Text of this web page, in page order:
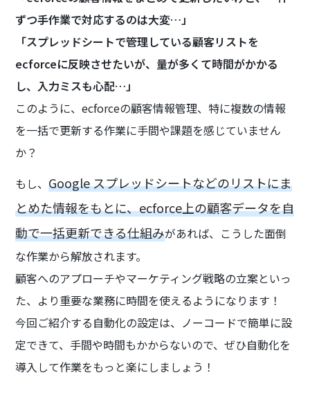
ずつ手作業で対応するのは大変…」
「スプレッドシートで管理している顧客リストを
ecforceに反映させたいが、量が多くて時間がかかる
し、入力ミスも心配…」
このように、ecforceの顧客情報管理、特に複数の情報
を一括で更新する作業に手間や課題を感じていません
か？
もし、Google スプレッドシートなどのリストにま
とめた情報をもとに、ecforce上の顧客データを自
動で一括更新できる仕組みがあれば、こうした面倒
な作業から解放されます。
顧客へのアプローチやマーケティング戦略の立案といっ
た、より重要な業務に時間を使えるようになります！
今回ご紹介する自動化の設定は、ノーコードで簡単に設
定できて、手間や時間もかからないので、ぜひ自動化を
導入して作業をもっと楽にしましょう！